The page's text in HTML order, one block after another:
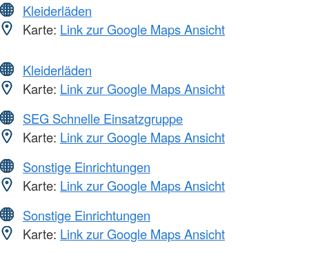
Kleiderläden
Karte: Link zur Google Maps Ansicht
Kleiderläden
Karte: Link zur Google Maps Ansicht
SEG Schnelle Einsatzgruppe
Karte: Link zur Google Maps Ansicht
Sonstige Einrichtungen
Karte: Link zur Google Maps Ansicht
Sonstige Einrichtungen
Karte: Link zur Google Maps Ansicht